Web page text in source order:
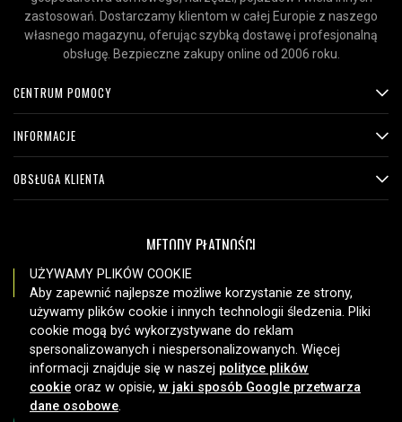
zastosowań. Dostarczamy klientom w całej Europie z naszego
własnego magazynu, oferując szybką dostawę i profesjonalną
obsługę. Bezpieczne zakupy online od 2006 roku.
CENTRUM POMOCY
INFORMACJE
OBSŁUGA KLIENTA
METODY PŁATNOŚCI
OPCJE DOSTAWY
UŻYWAMY PLIKÓW COOKIE
Aby zapewnić najlepsze możliwe korzystanie ze strony,
używamy plików cookie i innych technologii śledzenia. Pliki
cookie mogą być wykorzystywane do reklam
spersonalizowanych i niespersonalizowanych. Więcej
informacji znajduje się w naszej polityce plików
cookie oraz w opisie, w jaki sposób Google przetwarza
dane osobowe.